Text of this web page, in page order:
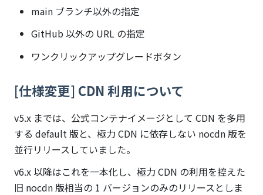
main ブランチ以外の指定
GitHub 以外の URL の指定
ワンクリックアップグレードボタン
[仕様変更] CDN 利用について
v5.x までは、公式コンテナイメージとして CDN を多用
する default 版と、極力 CDN に依存しない nocdn 版を
並行リリースしていました。
v6.x 以降はこれを一本化し、極力 CDN の利用を控えた
旧 nocdn 版相当の 1 バージョンのみのリリースとしま